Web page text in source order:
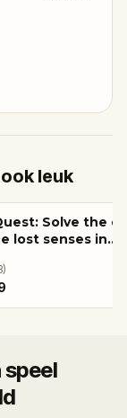
leuk
Solve the
lost senses in
)